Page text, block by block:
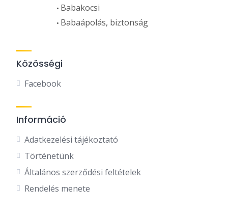
Babakocsi
Babaápolás, biztonság
Közösségi
Facebook
Információ
Adatkezelési tájékoztató
Történetünk
Általános szerződési feltételek
Rendelés menete